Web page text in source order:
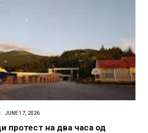
JUNE 17, 2026
протест на два часа од